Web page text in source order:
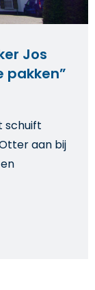
Jos
pakken”
schuift
aan bij